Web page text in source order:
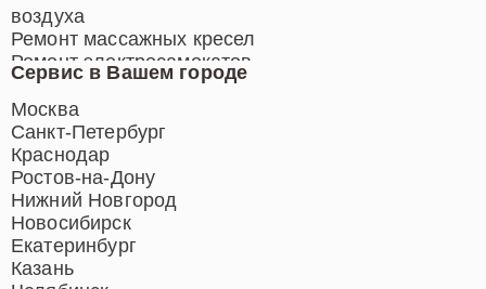
Сервис в Вашем городе
Москва
Санкт-Петербург
Краснодар
Ростов-на-Дону
Нижний Новгород
Новосибирск
Екатеринбург
Казань
воздуха
Ремонт массажных кресел
Ремонт электросамокатов
Ремонт индукционных плит
Ремонт роботов-пылесосов
Ремонт гладильных систем
Ремонт отпаривателей
Ремонт вертикальных
пылесосов